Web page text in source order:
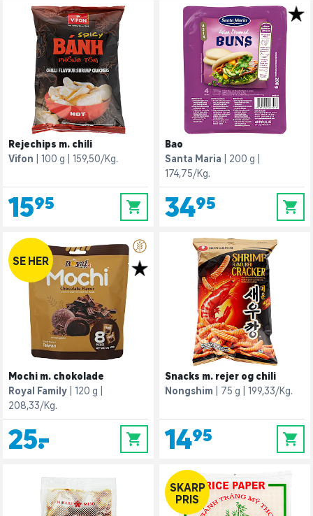
Rejechips m. chili
Vifon
100 g 159,50/Kg.
15,95 0
Bao
Santa Maria
200 g
174,75/Kg.
34,95 0
SE HER
Mochi m. chokolade
Royal Family
120 g
208,33/Kg.
25,- 0
Snacks m. rejer og chili
Nongshim
75 g 199,33/Kg.
14,95 0
SKARP
PRIS